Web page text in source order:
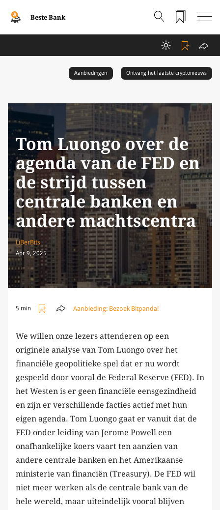
Beste Bank
Aanbiedingen Ontvang het laatste cryptonieuws
Tom Luongo over de
agenda van de FED en
de strijd tussen
centrale banken en
andere machtscentra
LiBerBits
Apr 9, 2025
5 min Aanbieding: Bezoek Bitpanda!
We willen onze lezers attenderen op een
originele analyse van Tom Luongo over het
financiële geopolitieke spel dat er nu wordt
gespeeld door vooral de Federal Reserve (FED). In
het Westen is er geen financiële eensgezindheid
en zijn er verschillende facties actief met hun
eigen agenda. Tom Luongo gaat er vanuit dat de
FED onder leiding van Jerome Powell een
onafhankelijke koers vaart ten aanzien van
andere centrale banken en het Amerikaanse
ministerie van financiën (Treasury). De FED wil
niet meer werken als de centrale bank van de
hele wereld, maar uiteindelijk vooral blijven